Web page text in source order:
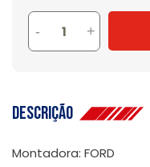
- +
Descrição
Montadora: FORD